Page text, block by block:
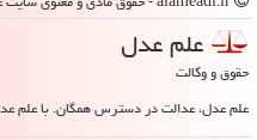
علم عدل
حقوق و وکالت
علم عدل، عدالت در دسترس همگان. با علم